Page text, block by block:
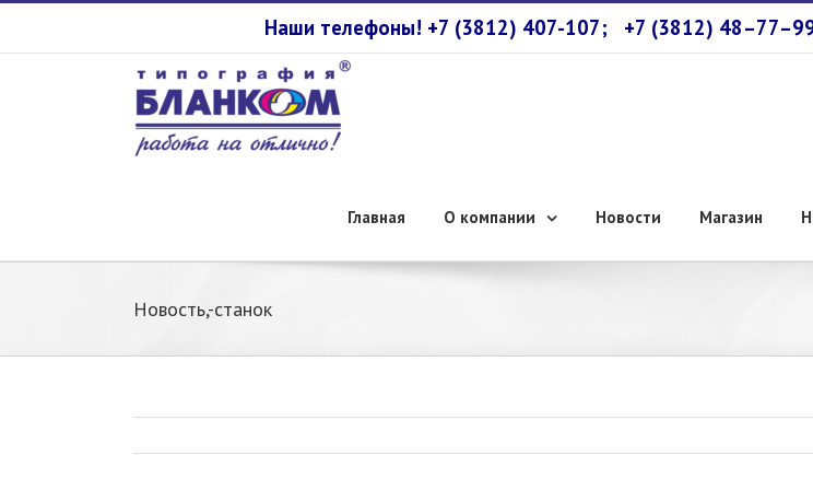
Наши телефоны! +7 (3812) 407-107; +7 (3812)
Главная О компании Новости Магазин
Новость,-станок